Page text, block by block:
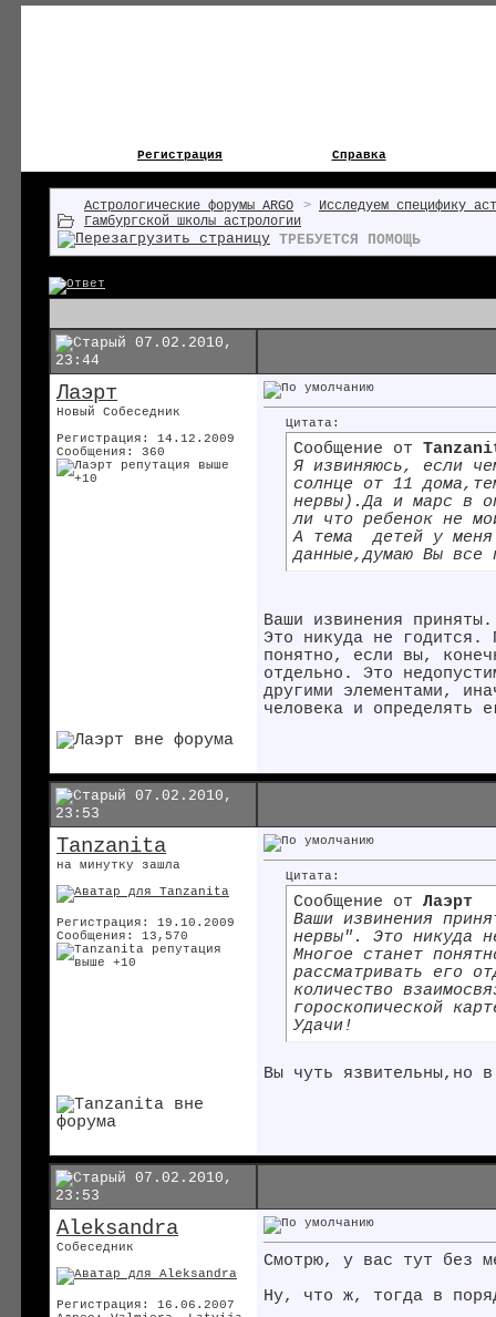
Регистрация Справка
Астрологические форумы ARGO > Исследуем специфику
Гамбургской школы астрологии
ТРЕБУЕТСЯ ПОМОЩЬ
07.02.2010,
23:44
Лаэрт
Новый Собеседник
Регистрация: 14.12.2009
Сообщения: 360
Цитата:
Сообщение от
Я извиняюсь, если
солнце от 11
нервы).Да и марс в
ли что ребенок не
А тема
детей у
данные,думаю Вы все
Ваши извинения
Это никуда не годится.
понятно, если вы,
отдельно. Это
другими элементами,
человека и определять
07.02.2010,
23:53
Tanzanita
на минутку зашла
Регистрация: 19.10.2009
Сообщения: 13,570
Цитата:
Сообщение от Лаэрт
Ваши извинения
нервы". Это никуда
Многое станет
рассматривать его
количество
гороскопической
Удачи!
Вы чуть язвительны,но
07.02.2010,
23:53
Aleksandra
Собеседник
Регистрация: 16.06.2007
Смотрю, у вас тут без
Ну, что ж, тогда в